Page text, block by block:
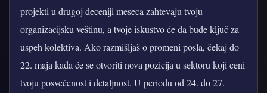
projekti u drugoj deceniji meseca zahtevaju tvoju
organizacijsku veštinu, a tvoje iskustvo će da bude ključ za
uspeh kolektiva. Ako razmišljaš o promeni posla, čekaj do
22. maja kada će se otvoriti nova pozicija u sektoru koji ceni
tvoju posvećenost i detaljnost. U periodu od 24. do 27.